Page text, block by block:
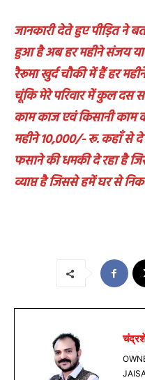
जानकारी देते हुए पीड़ित ने
हुआ है अब हर महीने संजय
रैरूमा खुर्द चौकी में हैं हर
चूंकि मेरे परिवार में कुल दस
काम काज एवं किसानी काम
महीने 10,000/- रू. कहाँ से
फसाने की धमकी दे रहा है
व्याप्त है जिससे हमें घर से